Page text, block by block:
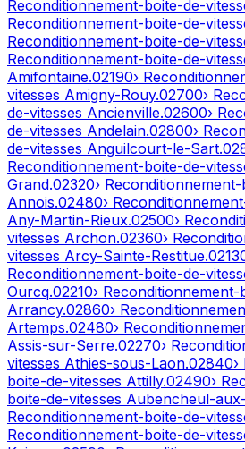
Reconditionnement-boite-de-
Reconditionnement-boite-de-
Reconditionnement-boite-de-
Reconditionnement-boite-de-
Amifontaine.02190›
vitesses Amigny-Rouy.02700›
de-vitesses Ancienville.02600›
de-vitesses Andelain.02800›
de-vitesses Anguilcourt-le-Sart.
Reconditionnement-boite-de-
Grand.02320›
Annois.02480›
Any-Martin-Rieux.02500›
vitesses Archon.02360›
vitesses Arcy-Sainte-Restitue.
Reconditionnement-boite-de-
Ourcq.02210›
Arrancy.02860›
Artemps.02480›
Assis-sur-Serre.02270›
vitesses Athies-sous-Laon.02840
boite-de-vitesses Attilly.02490›
boite-de-vitesses Aubencheul-
Reconditionnement-boite-de-
Reconditionnement-boite-de-